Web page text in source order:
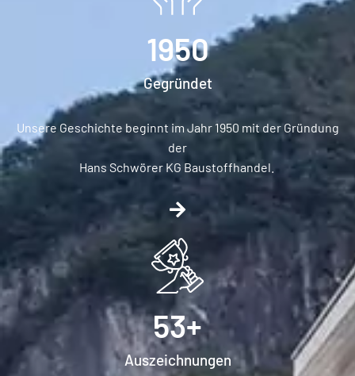
Gegründet
1950
Unsere Geschichte beginnt im Jahr 1950 mit der Gründung
der
Hans Schwörer KG Baustoffhandel.
Auszeichnungen​
53+